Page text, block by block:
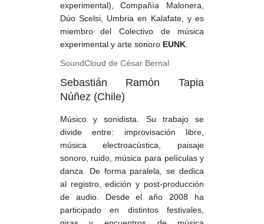
experimental), Compañía Malonera,
Dúo Scelsi, Umbria en Kalafate, y es
miembro del Colectivo de música
experimental y arte sonoro EUNK.
SoundCloud de César Bernal
Sebastián Ramón Tapia
Núñez (Chile)
Músico y sonidista. Su trabajo se
divide entre: improvisación libre,
música electroacústica, paisaje
sonoro, ruido, música para películas y
danza. De forma paralela, se dedica
al registro, edición y post-producción
de audio. Desde el año 2008 ha
participado en distintos festivales,